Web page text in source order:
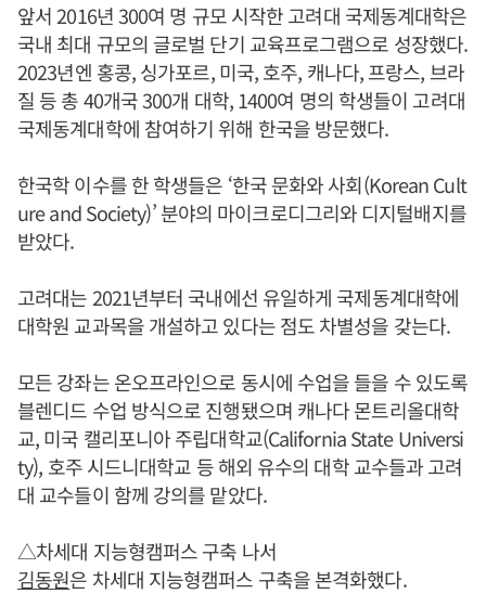
앞서 2016년 300여 명 규모 시작한 고려대 국제동계대학은
국내 최대 규모의 글로벌 단기 교육프로그램으로 성장했다.
2023년엔 홍콩, 싱가포르, 미국, 호주, 캐나다, 프랑스, 브라
질 등 총 40개국 300개 대학, 1400여 명의 학생들이 고려대
국제동계대학에 참여하기 위해 한국을 방문했다.
한국학 이수를 한 학생들은 ‘한국 문화와 사회(Korean Cult
ure and Society)’ 분야의 마이크로디그리와 디지털배지를
받았다.
고려대는 2021년부터 국내에선 유일하게 국제동계대학에
대학원 교과목을 개설하고 있다는 점도 차별성을 갖는다.
모든 강좌는 온오프라인으로 동시에 수업을 들을 수 있도록
블렌디드 수업 방식으로 진행됐으며 캐나다 몬트리올대학
교, 미국 캘리포니아 주립대학교(California State Universi
ty), 호주 시드니대학교 등 해외 유수의 대학 교수들과 고려
대 교수들이 함께 강의를 맡았다.
△차세대 지능형캠퍼스 구축 나서
김동원은 차세대 지능형캠퍼스 구축을 본격화했다.